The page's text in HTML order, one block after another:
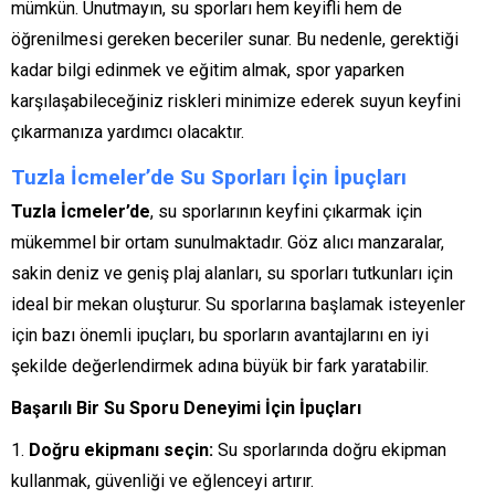
mümkün. Unutmayın, su sporları hem keyifli hem de
öğrenilmesi gereken beceriler sunar. Bu nedenle, gerektiği
kadar bilgi edinmek ve eğitim almak, spor yaparken
karşılaşabileceğiniz riskleri minimize ederek suyun keyfini
çıkarmanıza yardımcı olacaktır.
Tuzla İcmeler’de Su Sporları İçin İpuçları
Tuzla İcmeler’de, su sporlarının keyfini çıkarmak için
mükemmel bir ortam sunulmaktadır. Göz alıcı manzaralar,
sakin deniz ve geniş plaj alanları, su sporları tutkunları için
ideal bir mekan oluşturur. Su sporlarına başlamak isteyenler
için bazı önemli ipuçları, bu sporların avantajlarını en iyi
şekilde değerlendirmek adına büyük bir fark yaratabilir.
Başarılı Bir Su Sporu Deneyimi İçin İpuçları
Doğru ekipmanı seçin: Su sporlarında doğru ekipman
kullanmak, güvenliği ve eğlenceyi artırır.